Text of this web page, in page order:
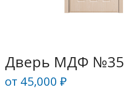
Дверь МДФ №35
от 45,000 ₽